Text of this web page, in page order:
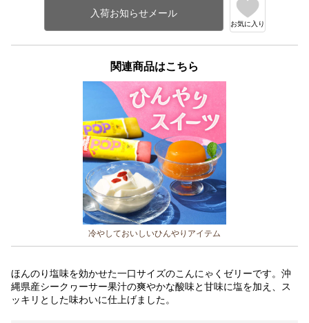
お気に入り
関連商品はこちら
冷やしておいしいひんやりアイテム
ほんのり塩味を効かせた一口サイズのこんにゃくゼリーです。沖
縄県産シークヮーサー果汁の爽やかな酸味と甘味に塩を加え、ス
ッキリとした味わいに仕上げました。